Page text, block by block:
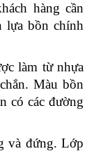
hàng cần
lựa bồn chính
làm từ nhựa
Màu bồn
có các đường
và đứng. Lớp